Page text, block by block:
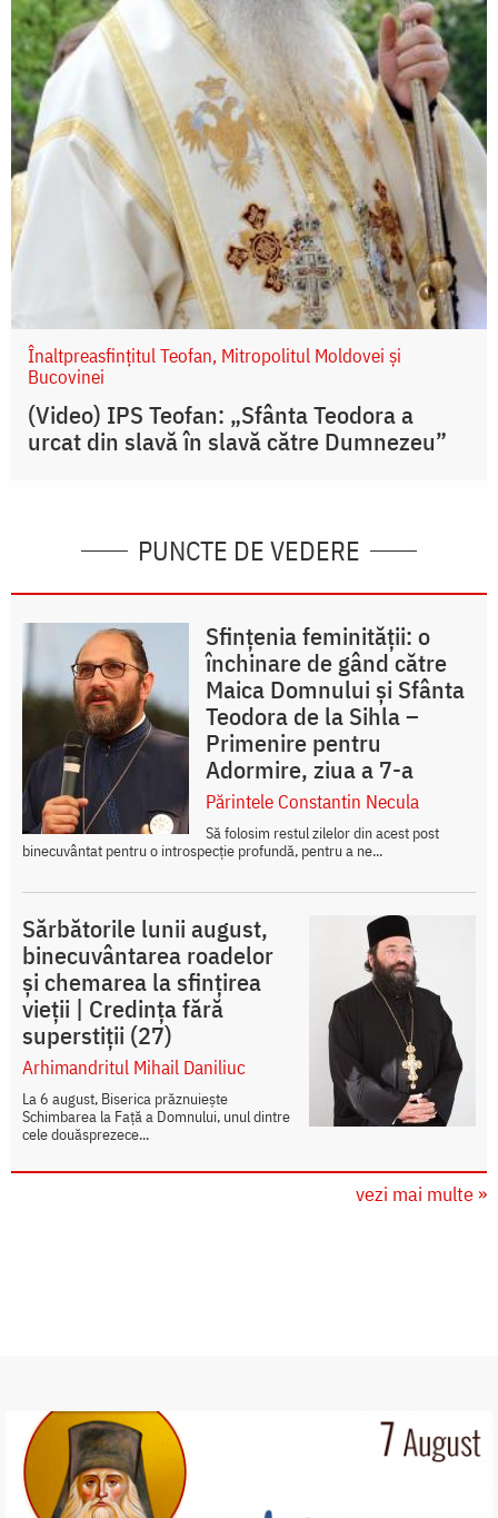
Înaltpreasfințitul Teofan, Mitropolitul Moldovei și
Bucovinei
(Video) IPS Teofan: „Sfânta Teodora a
urcat din slavă în slavă către Dumnezeu”
PUNCTE DE VEDERE
Sfințenia feminității: o
închinare de gând către
Maica Domnului și Sfânta
Teodora de la Sihla –
Primenire pentru
Adormire, ziua a 7-a
Părintele Constantin Necula
Să folosim restul zilelor din acest post
binecuvântat pentru o introspecție profundă, pentru a ne...
Sărbătorile lunii august,
binecuvântarea roadelor
și chemarea la sfințirea
vieții | Credința fără
superstiții (27)
Arhimandritul Mihail Daniliuc
La 6 august, Biserica prăznuiește
Schimbarea la Față a Domnului, unul dintre
cele douăsprezece...
vezi mai multe »